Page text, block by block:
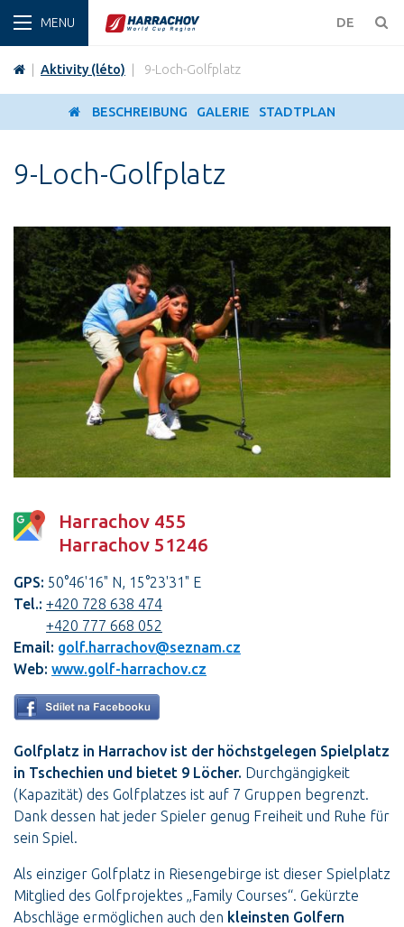
DE
WINT
Aktivity (léto) 9-Loch-Golfplatz
BESCHREIBUNG GALERIE STADTPLAN
9-Loch-Golfplatz
Harrachov 455
Harrachov 51246
GPS: 50°46'16" N, 15°23'31" E
Tel.: +420 728 638 474
+420 777 668 052
Email: golf.harrachov@seznam.cz
Web: www.golf-harrachov.cz
Golfplatz in Harrachov ist der höchstgelegen Spielplatz
in Tschechien und bietet 9 Löcher. Durchgängigkeit
(Kapazität) des Golfplatzes ist auf 7 Gruppen begrenzt.
Dank dessen hat jeder Spieler genug Freiheit und Ruhe für
sein Spiel.
Als einziger Golfplatz in Riesengebirge ist dieser Spielplatz
Mitglied des Golfprojektes „Family Courses“. Gekürzte
Abschläge ermöglichen auch den kleinsten Golfern